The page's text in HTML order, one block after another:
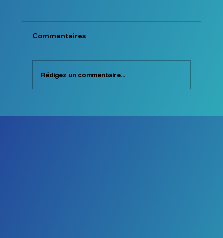
New Look Chez Physiosport
Commentaires
Rédigez un commentaire...